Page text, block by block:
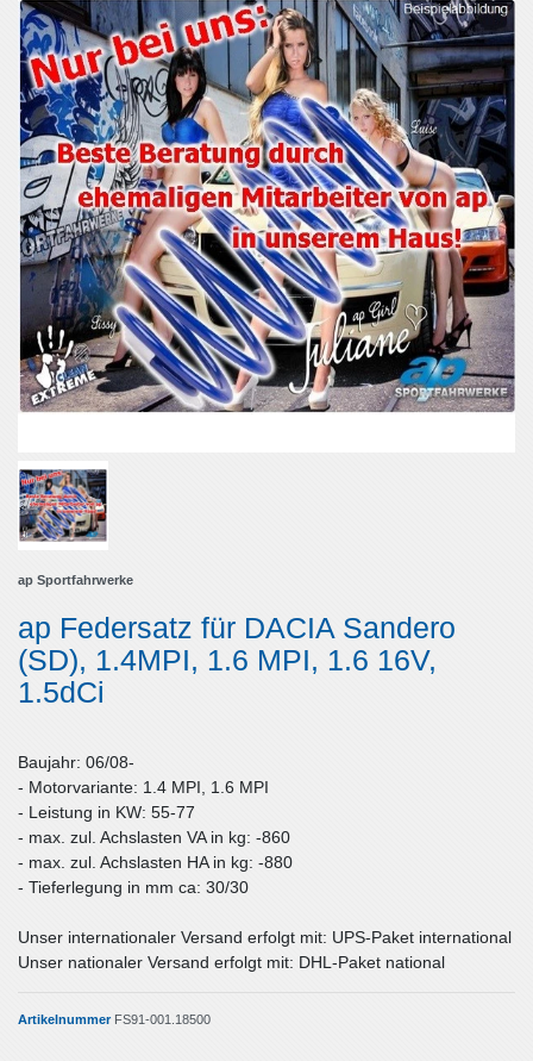
ap Sportfahrwerke
ap Federsatz für DACIA Sandero
(SD), 1.4MPI, 1.6 MPI, 1.6 16V,
1.5dCi
Baujahr: 06/08-
- Motorvariante: 1.4 MPI, 1.6 MPI
- Leistung in KW: 55-77
- max. zul. Achslasten VA in kg: -860
- max. zul. Achslasten HA in kg: -880
- Tieferlegung in mm ca: 30/30
Unser internationaler Versand erfolgt mit: UPS-Paket international
Unser nationaler Versand erfolgt mit: DHL-Paket national
Artikelnummer FS91-001.18500